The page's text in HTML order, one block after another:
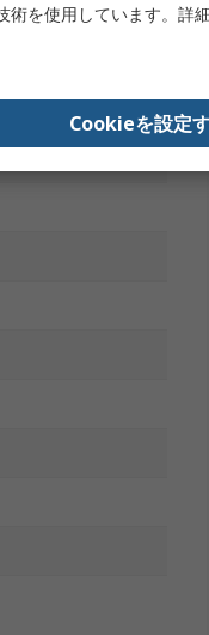
を使用しています。詳細
Cookieを設定